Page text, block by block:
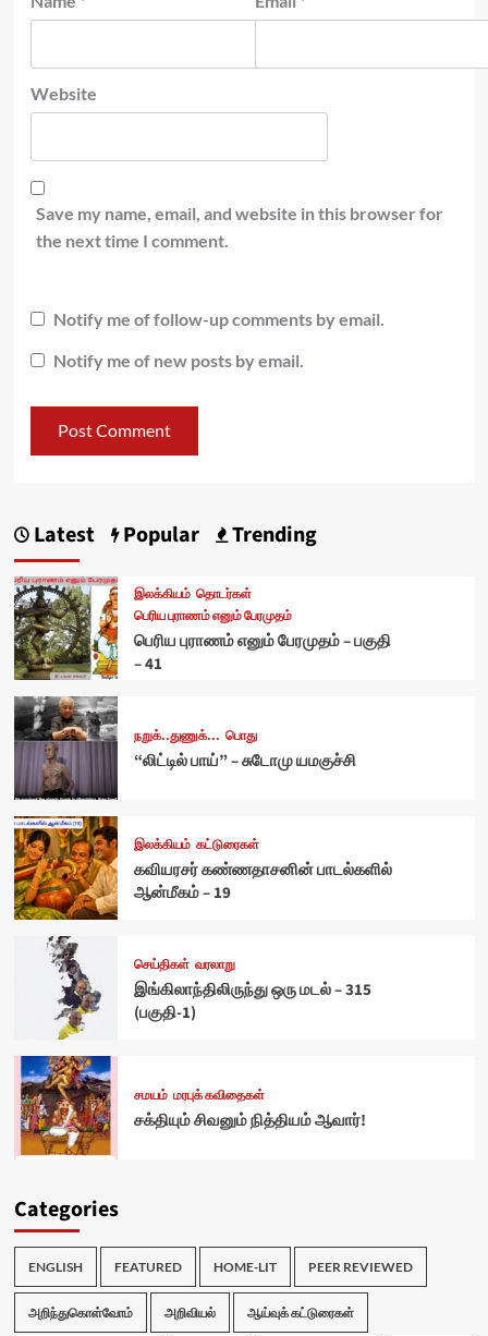
Website
Save my name, email, and website in this browser for
the next time I comment.
Notify me of follow-up comments by email.
Notify me of new posts by email.
Latest Popular Trending
இலக்கியம் தொடர்கள்
பெரிய புராணம் எனும் பேரமுதம்
பெரிய புராணம் எனும் பேரமுதம் – பகுதி
– 41
நறுக்..துணுக்... பொது
“லிட்டில் பாய்” – சுடோமு யமகுச்சி
இலக்கியம் கட்டுரைகள்
கவியரசர் கண்ணதாசனின் பாடல்களில்
ஆன்மீகம் – 19
செய்திகள் வரலாறு
இங்கிலாந்திலிருந்து ஒரு மடல் – 315
(பகுதி-1)
சமயம் மரபுக் கவிதைகள்
சக்தியும் சிவனும் நித்தியம் ஆவார்!
Categories
ENGLISH FEATURED HOME-LIT PEER REVIEWED
அறிந்துகொள்வோம் அறிவியல் ஆய்வுக் கட்டுரைகள்